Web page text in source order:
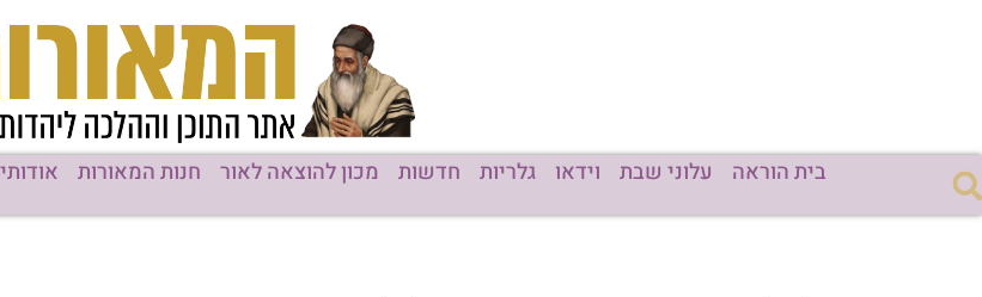
בית הוראה עלוני שבת וידאו גלריות חדשות מכון להוצאה לאור חנות המאורות